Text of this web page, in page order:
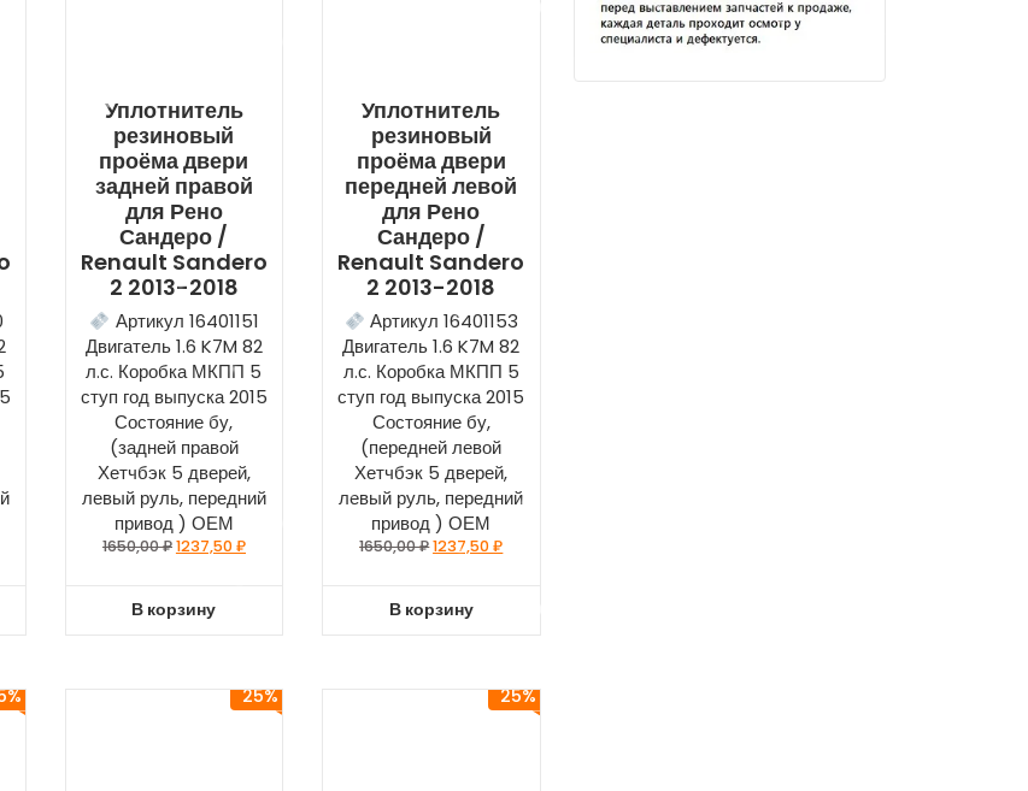
Уплотнитель
резиновый
проёма двери
задней правой
для Рено
Сандеро /
Renault Sandero
2 2013-2018
Артикул 16401151
Двигатель 1.6 K7M 82
л.с. Коробка МКПП 5
ступ год выпуска 2015
Состояние бу,
(задней правой
Хетчбэк 5 дверей,
левый руль, передний
привод ) ОЕМ
1650,00₽1237,50₽
В корзину
Уплотнитель
резиновый
проёма двери
передней левой
для Рено
Сандеро /
Renault Sandero
2 2013-2018
Артикул 16401153
Двигатель 1.6 K7M 82
л.с. Коробка МКПП 5
ступ год выпуска 2015
Состояние бу,
(передней левой
Хетчбэк 5 дверей,
левый руль, передний
привод ) ОЕМ
1650,00₽1237,50₽
В корзину
25% 25%